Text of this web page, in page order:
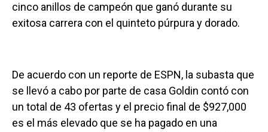
cinco anillos de campeón que ganó durante su
exitosa carrera con el quinteto púrpura y dorado.
De acuerdo con un reporte de ESPN, la subasta que
se llevó a cabo por parte de casa Goldin contó con
un total de 43 ofertas y el precio final de $927,000
es el más elevado que se ha pagado en una